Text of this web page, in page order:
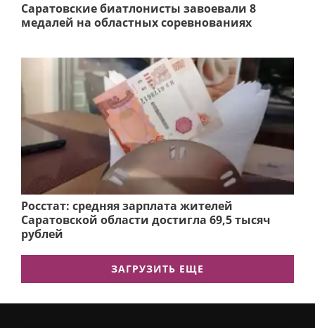
Саратовские биатлонисты завоевали 8
медалей на областных соревнованиях
Росстат: средняя зарплата жителей
Саратовской области достигла 69,5 тысяч
рублей
ЗАГРУЗИТЬ ЕЩЕ